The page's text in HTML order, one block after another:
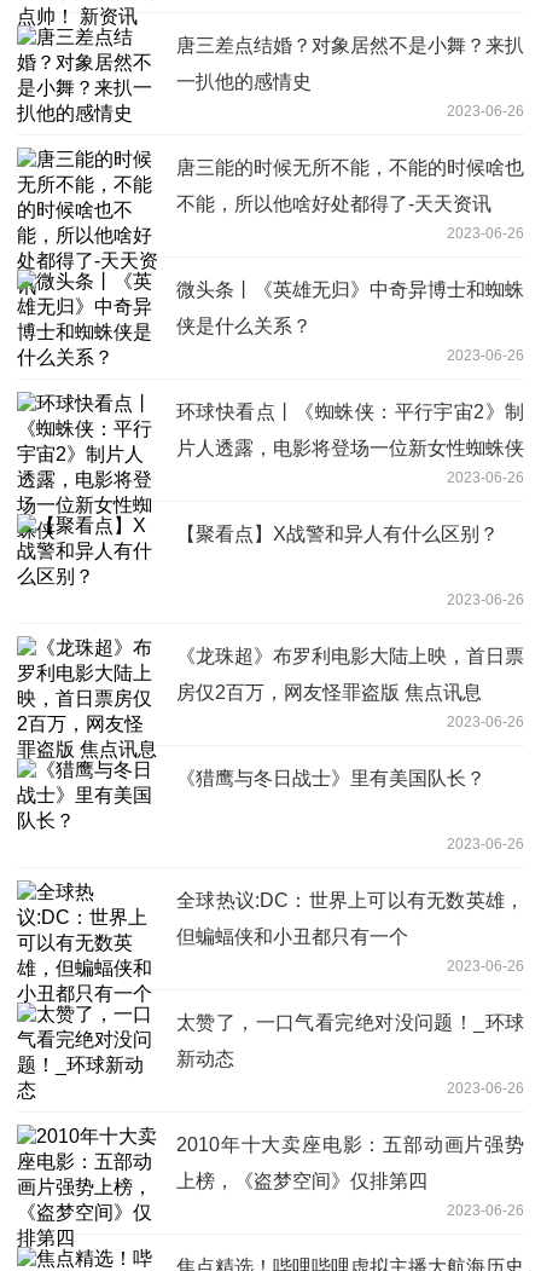
唐三差点结婚？对象居然不是小舞？来扒
一扒他的感情史
2023-06-26
唐三能的时候无所不能，不能的时候啥也
不能，所以他啥好处都得了-天天资讯
2023-06-26
微头条丨《英雄无归》中奇异博士和蜘蛛
侠是什么关系？
2023-06-26
环球快看点丨《蜘蛛侠：平行宇宙2》制
片人透露，电影将登场一位新女性蜘蛛侠
2023-06-26
【聚看点】X战警和异人有什么区别？
2023-06-26
《龙珠超》布罗利电影大陆上映，首日票
房仅2百万，网友怪罪盗版 焦点讯息
2023-06-26
《猎鹰与冬日战士》里有美国队长？
2023-06-26
全球热议:DC：世界上可以有无数英雄，
但蝙蝠侠和小丑都只有一个
2023-06-26
太赞了，一口气看完绝对没问题！_环球
新动态
2023-06-26
2010年十大卖座电影：五部动画片强势
上榜，《盗梦空间》仅排第四
2023-06-26
焦点精选！哔哩哔哩虚拟主播大航海历史